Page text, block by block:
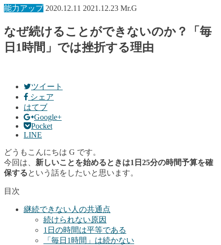
能力アップ 2020.12.11 2021.12.23 Mr.G
なぜ続けることができないのか？「毎
日1時間」では挫折する理由
ツイート
シェア
はてブ
Google+
Pocket
LINE
どうもこんにちは G です。
今回は、 新しいことを始めるときは1日25分の時間予算を確
保するという話をしたいと思います。
目次
継続できない人の共通点
続けられない原因
1日の時間は平等である
「毎日1時間」は続かない